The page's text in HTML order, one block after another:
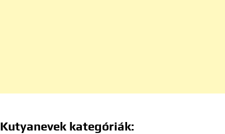
Kutyanevek kategóriák: